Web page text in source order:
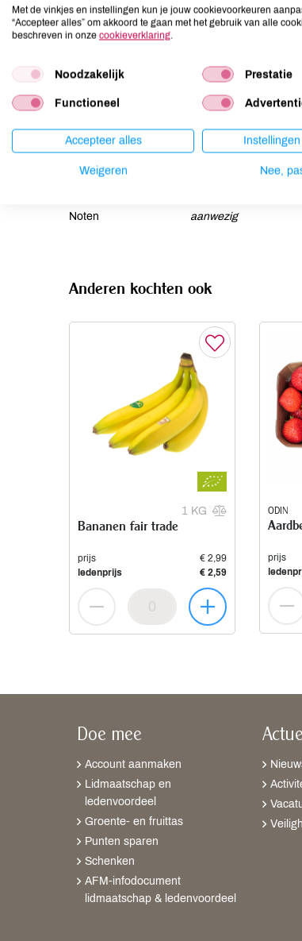
rozijnen*, SESAMZAAD*,
Ei
niet aanwezig
Gluten
aanwezig
Lactose
niet aanwezig
Lupine
Noten
aanwezig
Anderen kochten ook
1 KG
Bananen fair trade
prijs
€ 2,99
ledenprijs
€ 2,59
ODIN
prijs
Doe mee
Account aanmaken
Lidmaatschap en
ledenvoordeel
Groente- en fruittas
Punten sparen
Schenken
AFM-infodocument
lidmaatschap & ledenvoordeel
Met de vinkjes en instellingen kun je jouw cookievoorkeuren
“Accepteer alles” om akkoord te gaan met het gebruik van alle
beschreven in onze cookieverklaring.
Noodzakelijk Prestatie
Functioneel
Accepteer alles
Weigeren Nee,